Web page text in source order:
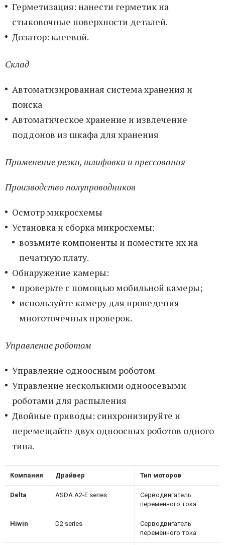
Герметизация: нанести герметик на
стыковочные поверхности деталей.
Дозатор: клеевой.
Склад
Автоматизированная система хранения и
поиска
Автоматическое хранение и извлечение
поддонов из шкафа для хранения
Применение резки, шлифовки и прессования
Производство полупроводников
Осмотр микросхемы
Установка и сборка микросхемы:
возьмите компоненты и поместите их на
печатную плату.
Обнаружение камеры:
проверьте с помощью мобильной камеры;
используйте камеру для проведения
многоточечных проверок.
Управление роботом
Управление одноосным роботом
Управление несколькими одноосевыми
роботами для распыления
Двойные приводы: синхронизируйте и
перемещайте двух одноосных роботов одного
типа.
Компания Драйвер Тип моторов
Delta ASDA A2-E series
Серводвигатель
переменного тока
Hiwin D2 series
Серводвигатель
переменного тока